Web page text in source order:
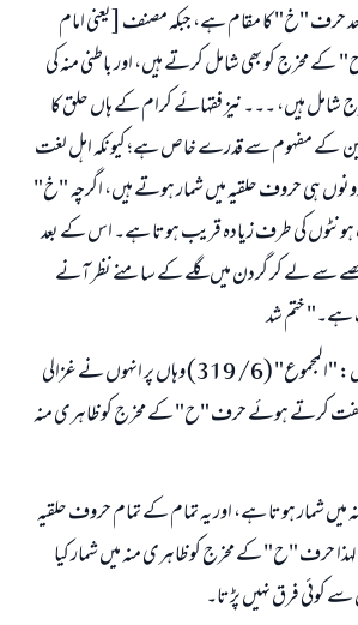
حرف "خ" کا مقام ہے، جبکہ مصنف [یعنی امام
مخرج کو بھی شامل کرتے ہیں، اور باطنی منہ کی
شامل ہیں، ۔۔۔ نیز فقہائے کرام کے ہاں حلق کا
کے مفہوم سے قدرے خاص ہے؛ کیونکہ اہل لغت
ہی حروف حلقیہ میں شمار ہوتے ہیں، اگرچہ "خ"
کی طرف زیادہ قریب ہوتا ہے۔ اس کے بعد
حصے سے لے کر گردن میں گلے کے سامنے نظر آنے
ہے۔" ختم شد
مزید کے لیے آپ دیکھیں: "المجموع" (6/ 319) وہاں پر انہوں نے غزالی
مخالفت کرتے ہوئے حرف "ح" کے مخرج کو ظاہری منہ
میں شمار ہوتا ہے، اور یہ تمام کے تمام حروف حلقیہ
حرف "ح" کے مخرج کو ظاہری منہ میں شمار کیا
کوئی فرق نہیں پڑتا۔